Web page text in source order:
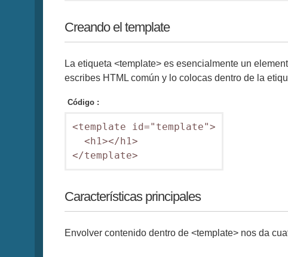
Creando el template
La etiqueta <template> es esencialmente un
escribes HTML común y lo colocas dentro de la
Código :
<template id="template">
<h1></h1>
Características principales
Envolver contenido dentro de <template> nos da